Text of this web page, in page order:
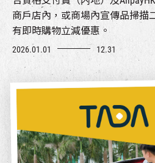
商戶店內，或商場內宣傳品掃描
有即時購物立減優惠。
2026.01.01 12.31